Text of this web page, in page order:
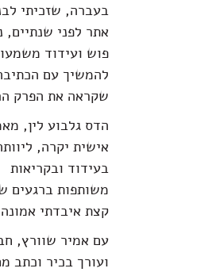
בעברה, שזכיתי
אתר לפני שנתיים,
פוש ועידוד
להמשיך עם
שקראה את הפרק
הדס גלבוע לין,
אישית יקרה,
בעידוד ובקריאות
משותפות ברגעים
קצת איבדתי
עם אמיר שוורץ,
ועורך בכיר וכתב